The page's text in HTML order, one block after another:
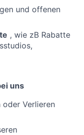
und offenen
, wie zB Rabatte
uns
Verlieren